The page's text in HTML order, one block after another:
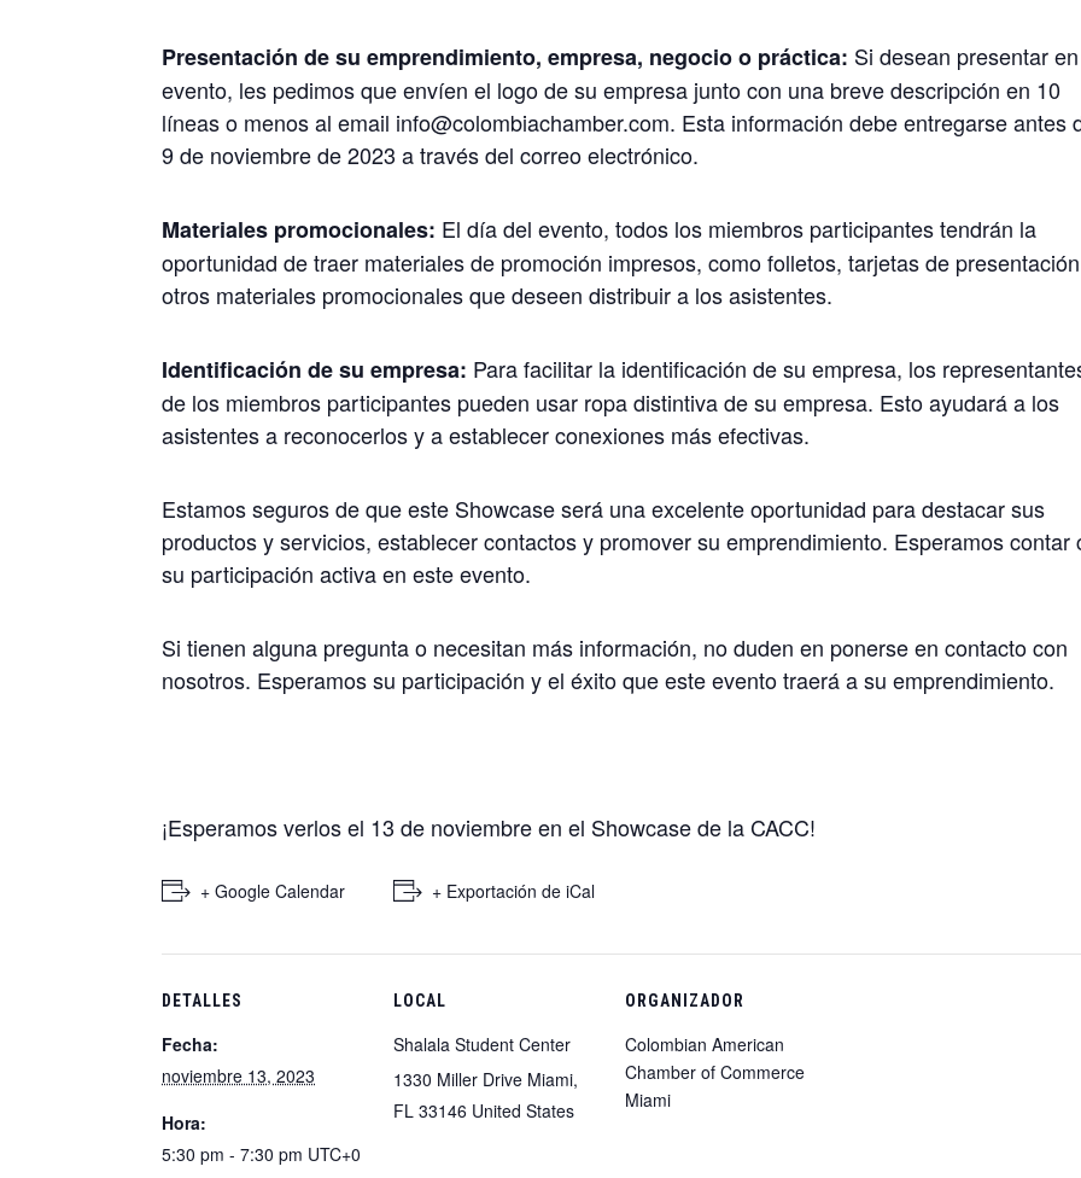
Presentación de su emprendimiento, empresa, negocio o práctica: Si desean presentar
evento, les pedimos que envíen el logo de su empresa junto con una breve descripción en 10
líneas o menos al email info@colombiachamber.com. Esta información debe entregarse antes
9 de noviembre de 2023 a través del correo electrónico.
Materiales promocionales: El día del evento, todos los miembros participantes tendrán la
oportunidad de traer materiales de promoción impresos, como folletos, tarjetas de
otros materiales promocionales que deseen distribuir a los asistentes.
Identificación de su empresa: Para facilitar la identificación de su empresa, los
de los miembros participantes pueden usar ropa distintiva de su empresa. Esto ayudará a los
asistentes a reconocerlos y a establecer conexiones más efectivas.
Estamos seguros de que este Showcase será una excelente oportunidad para destacar sus
productos y servicios, establecer contactos y promover su emprendimiento. Esperamos contar
su participación activa en este evento.
Si tienen alguna pregunta o necesitan más información, no duden en ponerse en contacto con
nosotros. Esperamos su participación y el éxito que este evento traerá a su emprendimiento.
¡Esperamos verlos el 13 de noviembre en el Showcase de la CACC!
+ Google Calendar + Exportación de iCal
DETALLES
Fecha:
noviembre 13, 2023
Hora:
5:30 pm - 7:30 pm UTC+0
LOCAL
Shalala Student Center
1330 Miller Drive Miami,
FL 33146 United States
ORGANIZADOR
Colombian American
Chamber of Commerce
Miami